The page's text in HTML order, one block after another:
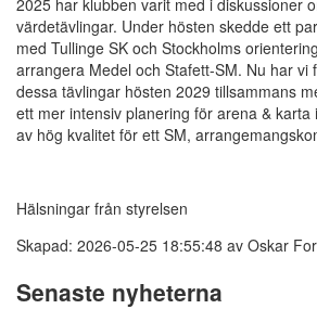
2025 har klubben varit med i diskussioner
värdetävlingar. Under hösten skedde ett
med Tullinge SK och Stockholms
arrangera Medel och Stafett-SM. Nu har vi
dessa tävlingar hösten 2029 tillsammans
ett mer intensiv planering för arena &
av hög kvalitet för ett SM,
Hälsningar från styrelsen
Skapad: 2026-05-25 18:55:48 av Oskar
Senaste nyheterna